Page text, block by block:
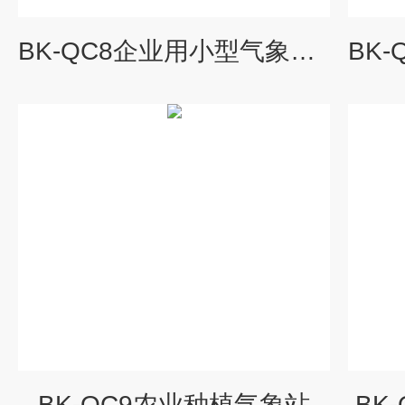
BK-QC8企业用小型气象站价格